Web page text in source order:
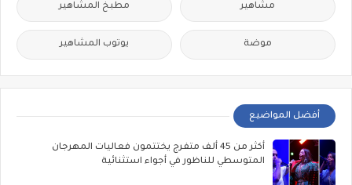
مشاهير مطبخ المشاهير
موضة يوتوب المشاهير
أفضل المواضيع
أكثر من 45 ألف متفرج يختتمون فعاليات المهرجان
المتوسطي للناظور في أجواء استثنائية